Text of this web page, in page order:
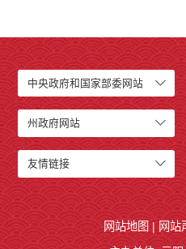
中央政府和国家部委网站
州政府网站
友情链接
网站地图| 网站